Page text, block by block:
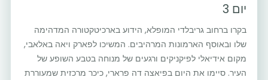
יום 3
בקרו ברחוב גריבלדי המופלא, הידוע בארכיטקטורה המדהימה
שלו ובאוסף הארמונות המרהיבים. המשיכו לפארק ויאה באלאבי,
מקום אידיאלי לפיקניקים ורגעים של מנוחה בטבע השופע של
העיר. סיימו את היום בפיאצה דה פרארי, כיכר מרכזית שמעוררת